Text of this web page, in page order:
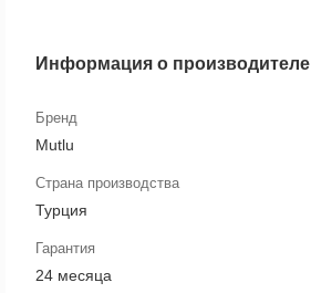
Информация о производителе
Бренд
Mutlu
Страна производства
Турция
Гарантия
24 месяца